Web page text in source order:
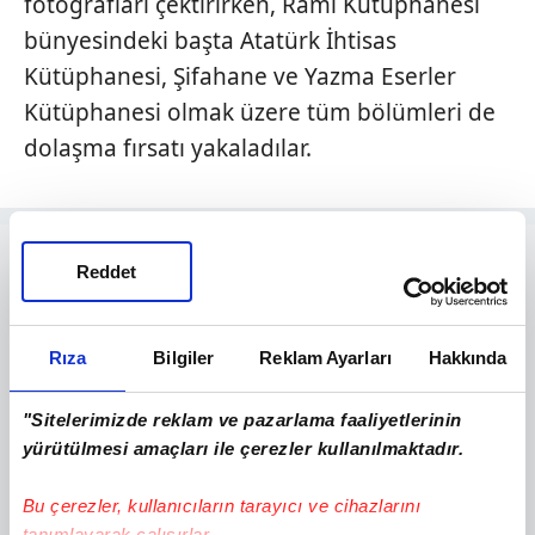
Rıza Bilgiler Reklam Ayarları Hakkında
"Sitelerimizde reklam ve pazarlama faaliyetlerinin
yürütülmesi amaçları ile çerezler kullanılmaktadır.
Bu çerezler, kullanıcıların tarayıcı ve cihazlarını
Reddet
bünyesindeki başta Atatürk İhtisas
Kütüphanesi, Şifahane ve Yazma Eserler
Kütüphanesi olmak üzere tüm bölümleri de
dolaşma fırsatı yakaladılar.